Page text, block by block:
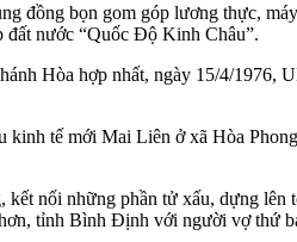
đồng bọn gom góp lương thực,
đất nước “Quốc Độ Kinh Châu”.
Hòa hợp nhất, ngày 15/4/1976,
tế mới Mai Liên ở xã Hòa
nối những phần tử xấu, dựng lên
tỉnh Bình Định với người vợ thứ